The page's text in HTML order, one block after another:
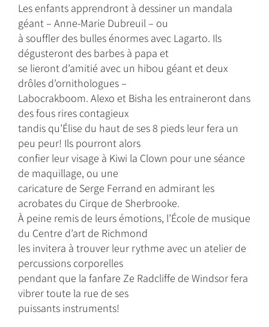
Les enfants apprendront à dessiner un mandala
géant – Anne-Marie Dubreuil – ou
à souffler des bulles énormes avec Lagarto. Ils
dégusteront des barbes à papa et
se lieront d’amitié avec un hibou géant et deux
drôles d’ornithologues –
Labocrakboom. Alexo et Bisha les entraineront dans
des fous rires contagieux
tandis qu’Élise du haut de ses 8 pieds leur fera un
peu peur! Ils pourront alors
confier leur visage à Kiwi la Clown pour une séance
de maquillage, ou une
caricature de Serge Ferrand en admirant les
acrobates du Cirque de Sherbrooke.
À peine remis de leurs émotions, l’École de musique
du Centre d’art de Richmond
les invitera à trouver leur rythme avec un atelier de
percussions corporelles
pendant que la fanfare Ze Radcliffe de Windsor fera
vibrer toute la rue de ses
puissants instruments!